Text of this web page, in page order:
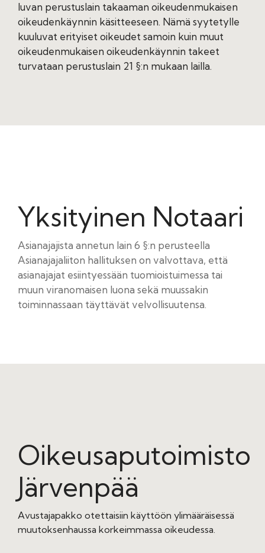
luvan perustuslain takaaman oikeudenmukaisen
oikeudenkäynnin käsitteeseen. Nämä syytetylle
kuuluvat erityiset oikeudet samoin kuin muut
oikeudenmukaisen oikeudenkäynnin takeet
turvataan perustuslain 21 §:n mukaan lailla.
Yksityinen Notaari
Asianajajista annetun lain 6 §:n perusteella
Asianajajaliiton hallituksen on valvottava, että
asianajajat esiintyessään tuomioistuimessa tai
muun viranomaisen luona sekä muussakin
toiminnassaan täyttävät velvollisuutensa.
Oikeusaputoimisto
Järvenpää
Avustajapakko otettaisiin käyttöön ylimääräisessä
muutoksenhaussa korkeimmassa oikeudessa.